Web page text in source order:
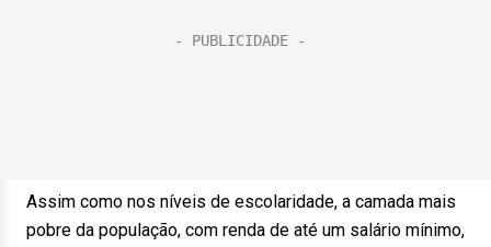
Assim como nos níveis de escolaridade, a camada mais
pobre da população, com renda de até um salário mínimo,